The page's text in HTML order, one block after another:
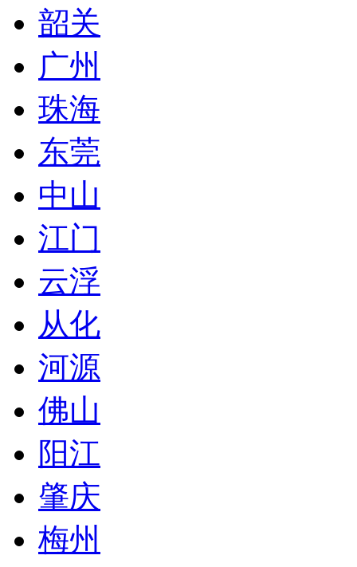
韶关
广州
珠海
东莞
中山
江门
云浮
从化
河源
佛山
阳江
肇庆
梅州